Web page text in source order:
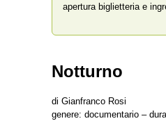
apertura biglietteria e
Notturno
di Gianfranco Rosi
genere: documentario –